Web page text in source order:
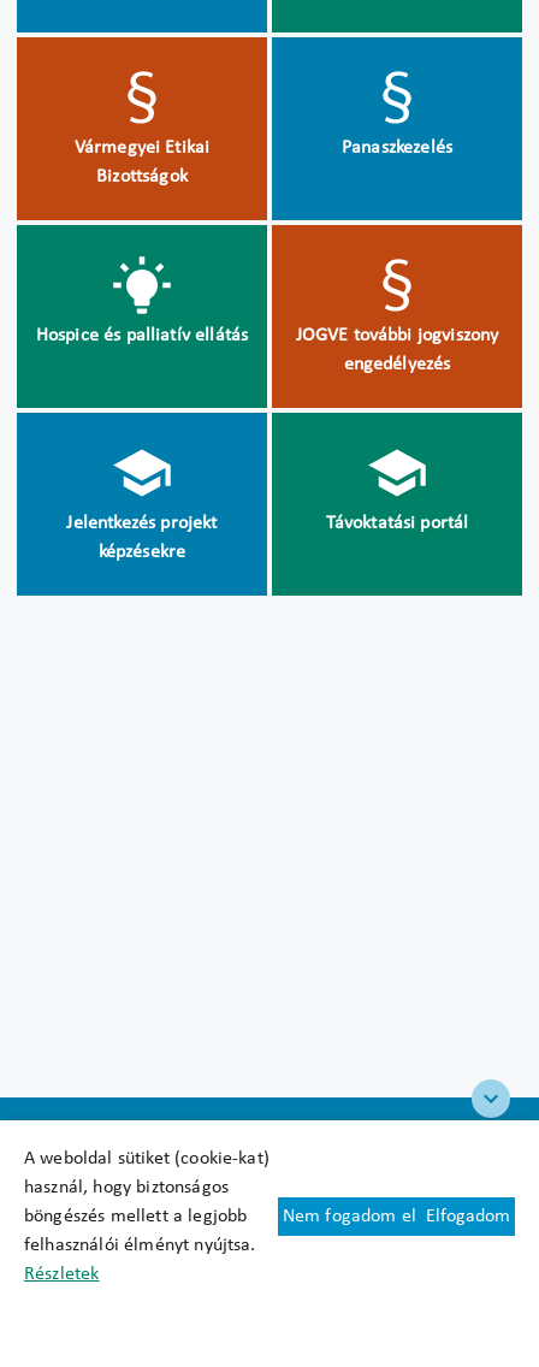
A weboldal sütiket (cookie-kat)
használ, hogy biztonságos
böngészés mellett a legjobb
felhasználói élményt nyújtsa.
Részletek
Nem fogadom el Elfogadom
Vármegyei Etikai
Bizottságok
Panaszkezelés
Hospice és palliatív ellátás
JOGVE további jogviszony
engedélyezés
Jelentkezés projekt
képzésekre
Távoktatási portál
Felhasználási feltételek